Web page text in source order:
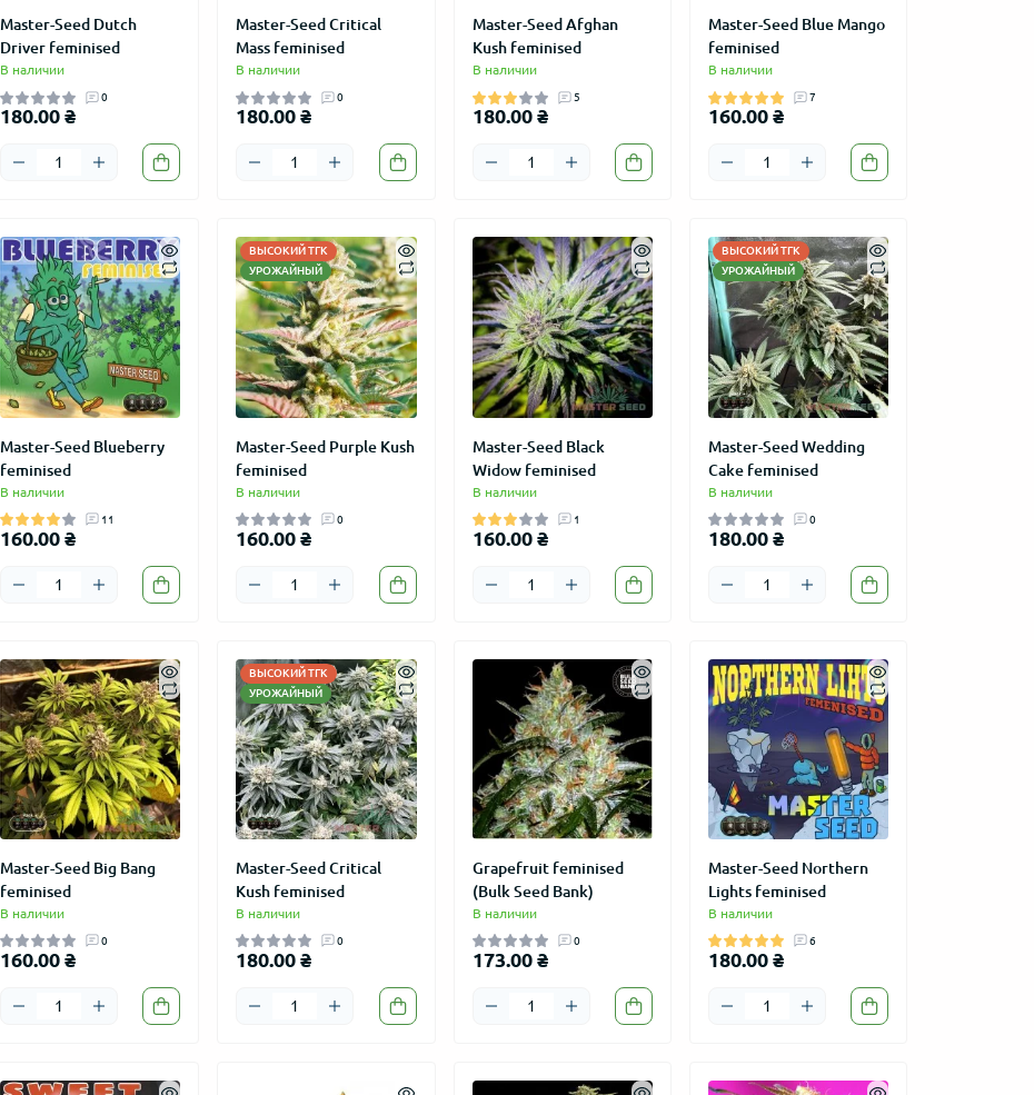
Master-Seed Dutch
Driver feminised
В наличии
0
180.00 ₴
Master-Seed Critical
Mass feminised
В наличии
0
180.00 ₴
Master-Seed Afghan
Kush feminised
В наличии
5
180.00 ₴
Master-Seed Blue Mango
feminised
В наличии
7
160.00 ₴
Master-Seed Blueberry
feminised
В наличии
11
160.00 ₴
ВЫСОКИЙ ТГК
УРОЖАЙНЫЙ
Master-Seed Purple Kush
feminised
В наличии
0
160.00 ₴
Master-Seed Black
Widow feminised
В наличии
1
160.00 ₴
ВЫСОКИЙ ТГК
УРОЖАЙНЫЙ
Master-Seed Wedding
Cake feminised
В наличии
0
180.00 ₴
Master-Seed Big Bang
feminised
В наличии
0
160.00 ₴
ВЫСОКИЙ ТГК
УРОЖАЙНЫЙ
Master-Seed Critical
Kush feminised
В наличии
0
180.00 ₴
Grapefruit feminised
(Bulk Seed Bank)
В наличии
0
173.00 ₴
Master-Seed Northern
Lights feminised
В наличии
6
180.00 ₴